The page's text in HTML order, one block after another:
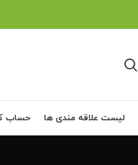
لیست علاقه مندی ها حساب